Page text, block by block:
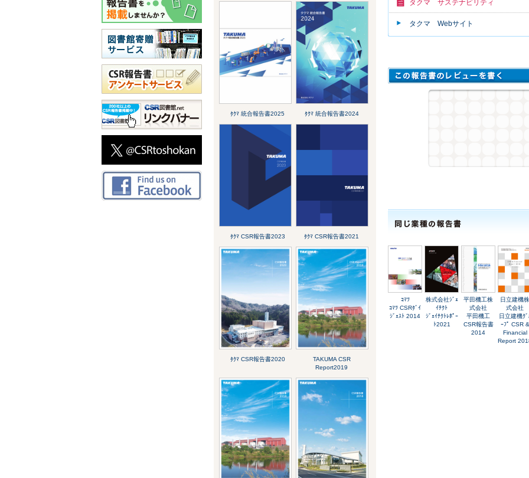
ﾀｸﾏ 統合報告書2025 ﾀｸﾏ 統合報告書2024
ﾀｸﾏ CSR報告書2023 ﾀｸﾏ CSR報告書2021
ﾀｸﾏ CSR報告書2020
TAKUMA CSR
Report2019
タクマ サステナビリティ
タクマ Webサイト
ｺﾏﾂ
ｺﾏﾂ CSRﾀﾞｲ
ｼﾞｪｽﾄ 2014
株式会社ｼﾞｪ
ｲﾃｸﾄ
ｼﾞｪｲﾃｸﾄﾚﾎﾟｰ
ﾄ2021
平田機工株
式会社
平田機工
CSR報告書
2014
日立建機株
式会社
日立建機ｸﾞ
ｰﾌﾟ CSR &
Financial
Report